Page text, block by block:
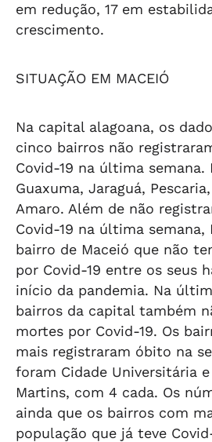
em redução, 17 em
crescimento.
SITUAÇÃO EM MACEIÓ
Na capital alagoana, os
cinco bairros não
Covid-19 na última semana.
Guaxuma, Jaraguá,
Amaro. Além de não
Covid-19 na última semana,
bairro de Maceió que não
por Covid-19 entre os seus
início da pandemia. Na
bairros da capital também
mortes por Covid-19. Os
mais registraram óbito na
foram Cidade Universitária
Martins, com 4 cada. Os
ainda que os bairros com
população que já teve